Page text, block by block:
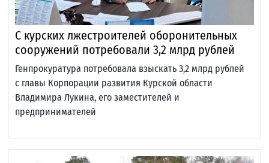
С курских лжестроителей оборонительных
сооружений потребовали 3,2 млрд рублей
Генпрокуратура потребовала взыскать 3,2 млрд рублей
с главы Корпорации развития Курской области
Владимира Лукина, его заместителей и
предпринимателей